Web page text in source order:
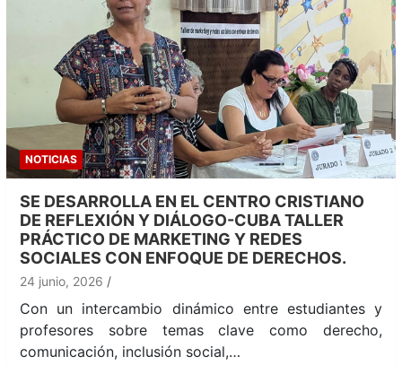
NOTICIAS
SE DESARROLLA EN EL CENTRO CRISTIANO
DE REFLEXIÓN Y DIÁLOGO-CUBA TALLER
PRÁCTICO DE MARKETING Y REDES
SOCIALES CON ENFOQUE DE DERECHOS.
24 junio, 2026
Con un intercambio dinámico entre estudiantes y
profesores sobre temas clave como derecho,
comunicación, inclusión social,…